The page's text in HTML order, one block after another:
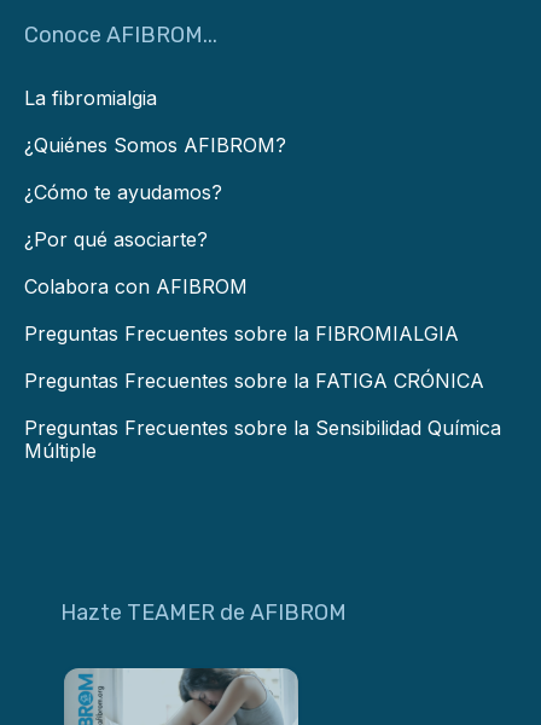
Conoce AFIBROM...
La fibromialgia
¿Quiénes Somos AFIBROM?
¿Cómo te ayudamos?
¿Por qué asociarte?
Colabora con AFIBROM
Preguntas Frecuentes sobre la FIBROMIALGIA
Preguntas Frecuentes sobre la FATIGA CRÓNICA
Preguntas Frecuentes sobre la Sensibilidad Química
Múltiple
Hazte TEAMER de AFIBROM